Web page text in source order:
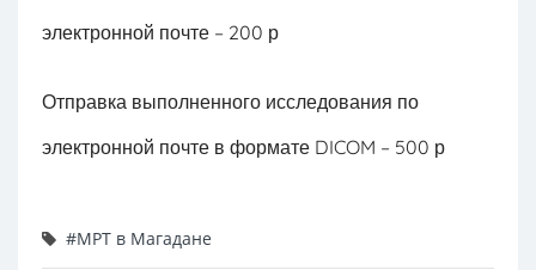
электронной почте – 200 р
Отправка выполненного исследования по
электронной почте в формате DICOM – 500 р
#МРТ в Магадане